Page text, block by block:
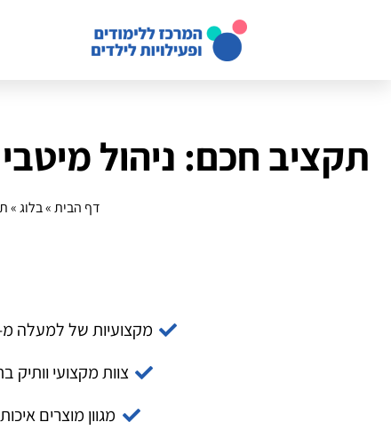
תקציב חכם: ניהול
דף הבית»בלוג»
מקצועיות של למעלה מ- 14
צוות מקצועי וותיק
מגוון מוצרים